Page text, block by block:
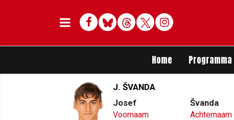
Facebook
BlueskyThreadsTwitterDelen op Whatsapp
Home Programma
J. ŠVANDA
Josef
Voornaam
Švanda
Achternaam